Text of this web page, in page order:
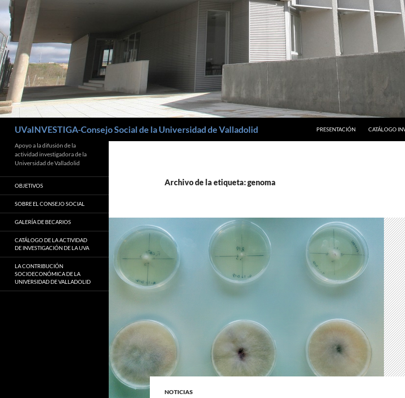
UVaINVESTIGA-Consejo Social de la Universidad de Valladolid
PRESENTACIÓN
CATÁLOGO
Archivo de la etiqueta: genoma
NOTICIAS
Apoyo a la difusión de la
actividad investigadora de la
Universidad de Valladolid
OBJETIVOS
SOBRE EL CONSEJO SOCIAL
GALERÍA DE BECARIOS
CATÁLOGO DE LA ACTIVIDAD
DE INVESTIGACIÓN DE LA UVA
LA CONTRIBUCIÓN
SOCIOECONÓMICA DE LA
UNIVERSIDAD DE VALLADOLID